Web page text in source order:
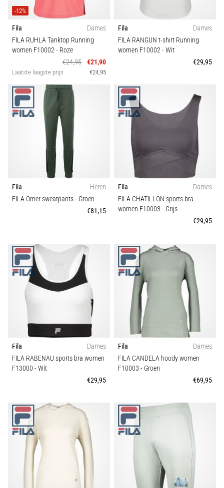
als
het
iliotibiale
bandsyndroom
(ITBS),
een
veelvoorkomend
gezondheidsprobleem…
-12%
Fila
Dames
FILA RUHLA Tanktop Running
women F10002- Roze
€24,95
€21,90
Laatste laagste prijs €24,95
Fila
Dames
FILA RANGUN t-shirt Running
women F10002- Wit
€29,95
Fila
Heren
FILA Omer sweatpants- Groen
€81,15
Fila
Dames
FILA CHATILLON sports bra
women F10003 - Grijs
€29,95
Fila
Dames
FILA RABENAU sports bra women
F13000 - Wit
€29,95
Fila
Dames
FILA CANDELA hoody women
F10003 - Groen
€69,95